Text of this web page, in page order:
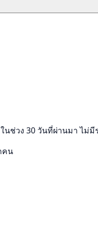
นช่วง 30 วันที่ผ่านมา ไม่
คน